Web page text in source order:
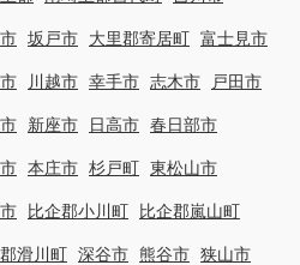
坂戸市 大里郡寄居町 富士見市
川越市 幸手市 志木市 戸田市
新座市 日高市 春日部市
本庄市 杉戸町 東松山市
比企郡小川町 比企郡嵐山町
滑川町 深谷市 熊谷市 狭山市